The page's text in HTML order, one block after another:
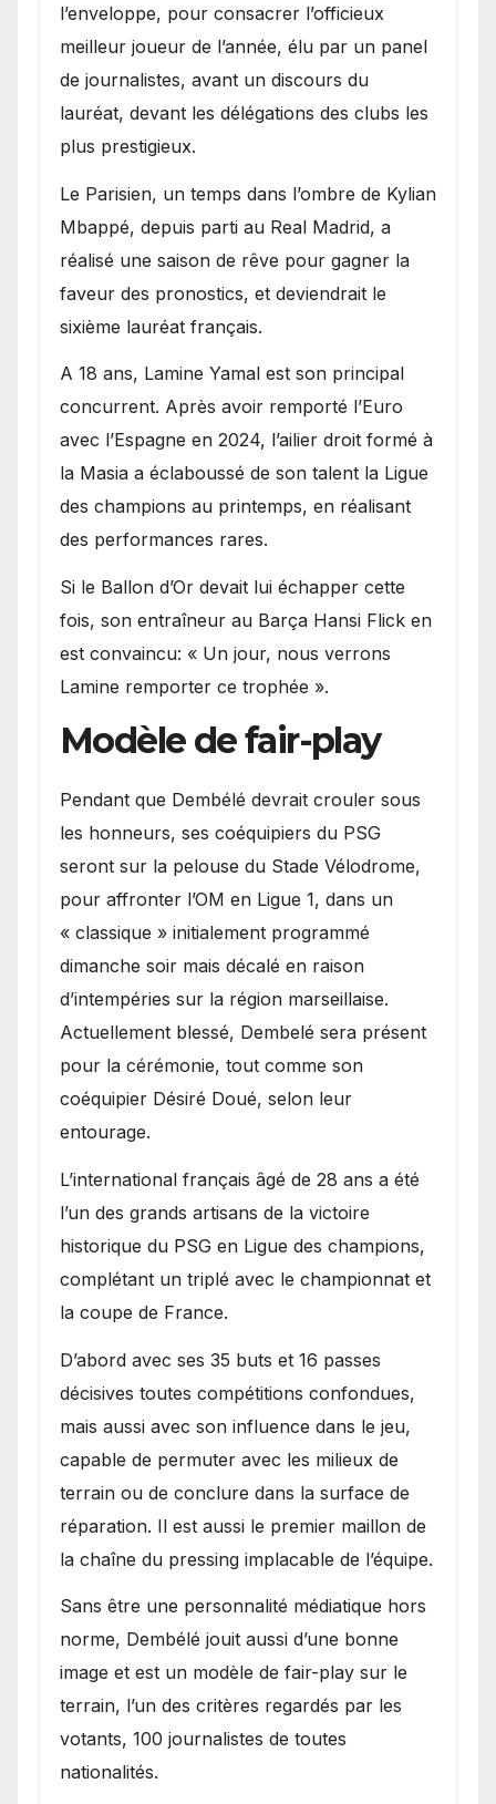
l’enveloppe, pour consacrer l’officieux
meilleur joueur de l’année, élu par un panel
de journalistes, avant un discours du
lauréat, devant les délégations des clubs les
plus prestigieux.
Le Parisien, un temps dans l’ombre de Kylian
Mbappé, depuis parti au Real Madrid, a
réalisé une saison de rêve pour gagner la
faveur des pronostics, et deviendrait le
sixième lauréat français.
A 18 ans, Lamine Yamal est son principal
concurrent. Après avoir remporté l’Euro
avec l’Espagne en 2024, l’ailier droit formé à
la Masia a éclaboussé de son talent la Ligue
des champions au printemps, en réalisant
des performances rares.
Si le Ballon d’Or devait lui échapper cette
fois, son entraîneur au Barça Hansi Flick en
est convaincu: « Un jour, nous verrons
Lamine remporter ce trophée ».
Modèle de fair-play
Pendant que Dembélé devrait crouler sous
les honneurs, ses coéquipiers du PSG
seront sur la pelouse du Stade Vélodrome,
pour affronter l’OM en Ligue 1, dans un
« classique » initialement programmé
dimanche soir mais décalé en raison
d’intempéries sur la région marseillaise.
Actuellement blessé, Dembelé sera présent
pour la cérémonie, tout comme son
coéquipier Désiré Doué, selon leur
entourage.
L’international français âgé de 28 ans a été
l’un des grands artisans de la victoire
historique du PSG en Ligue des champions,
complétant un triplé avec le championnat et
la coupe de France.
D’abord avec ses 35 buts et 16 passes
décisives toutes compétitions confondues,
mais aussi avec son influence dans le jeu,
capable de permuter avec les milieux de
terrain ou de conclure dans la surface de
réparation. Il est aussi le premier maillon de
la chaîne du pressing implacable de l’équipe.
Sans être une personnalité médiatique hors
norme, Dembélé jouit aussi d’une bonne
image et est un modèle de fair-play sur le
terrain, l’un des critères regardés par les
votants, 100 journalistes de toutes
nationalités.